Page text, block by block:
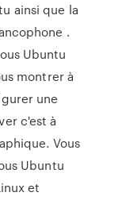
ainsi que la
.
Ubuntu
montrer à
une
c'est à
Vous
Ubuntu
et